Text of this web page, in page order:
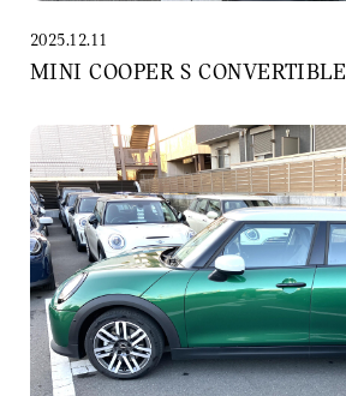
2025.12.11
MINI COOPER S CONVERTIBLE